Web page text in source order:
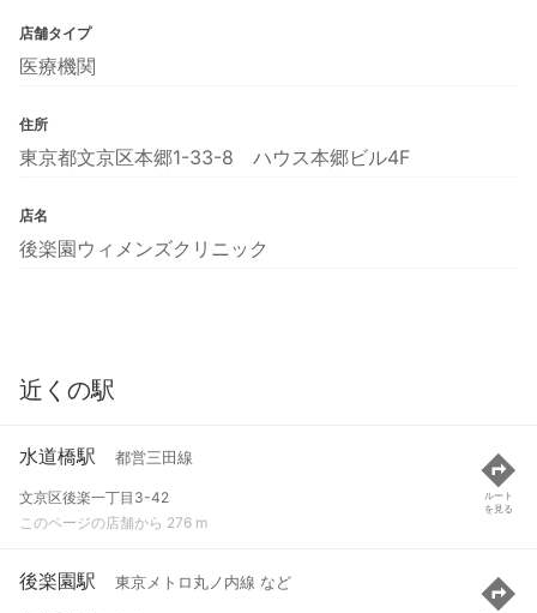
店舗タイプ
医療機関
住所
東京都文京区本郷1-33-8 ハウス本郷ビル4F
店名
後楽園ウィメンズクリニック
近くの駅
水道橋駅 都営三田線
文京区後楽一丁目3-42
このページの店舗から 276 m
ルート
を見る
後楽園駅 東京メトロ丸ノ内線 など